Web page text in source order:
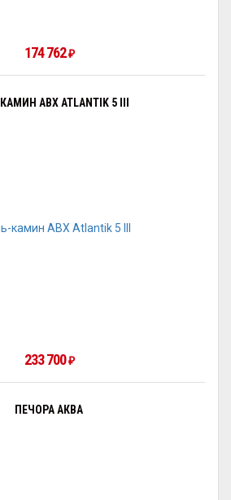
174 762₽
ABX ATLANTIK 5 III
233 700₽
ПЕЧОРА АКВА